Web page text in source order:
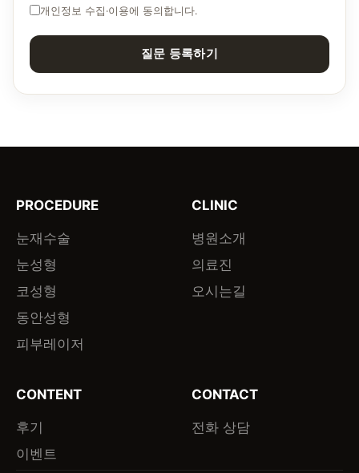
개인정보 수집·이용에 동의합니다.
질문 등록하기
PROCEDURE
눈재수술
눈성형
코성형
동안성형
피부레이저
CLINIC
병원소개
의료진
오시는길
CONTENT
후기
이벤트
CONTACT
전화 상담